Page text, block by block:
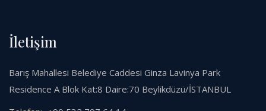
İletişim
Barış Mahallesi Belediye Caddesi Ginza Lavinya Park
Residence A Blok Kat:8 Daire:70 Beylikdüzü/İSTANBUL